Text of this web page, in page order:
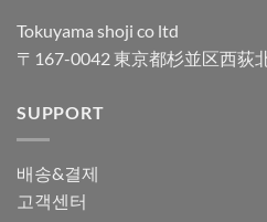
Tokuyama shoji co ltd
〒167-0042 東京都杉並区西荻
SUPPORT
배송&결제
고객센터